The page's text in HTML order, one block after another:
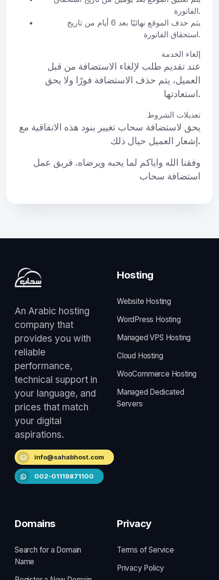
الفاتورة.
يتم حذف الموقع نهائيًا بعد 6 أيام من تاريخ
استحقاق الفاتورة.
إلغاء الخدمة
عند تقديم طلب لإلغاء الاستضافة من قبل
العميل، يتم حذف الاستضافة فورًا ولا يحق
استعادتها.
تعديلات الشروط
يحق لاستضافة سحاب تغيير بنود هذه الاتفاقية مع
إشعار العميل حيال ذلك.
وفقنا الله واياكم لما يحبه ويرضاه. فريق عمل
استضافة سحاب
An Arabic hosting
company that
provides you with
reliable
performance,
technical support in
your language, and
prices that match
your digital
aspirations.
info@sahabhost.com
002-01119871100
Hosting
Website Hosting
WordPress Hosting
Managed VPS Hosting
Cloud Hosting
WooCommerce Hosting
Managed Dedicated
Servers
Domains
Search for a Domain
Name
Privacy
Terms of Service
Privacy Policy